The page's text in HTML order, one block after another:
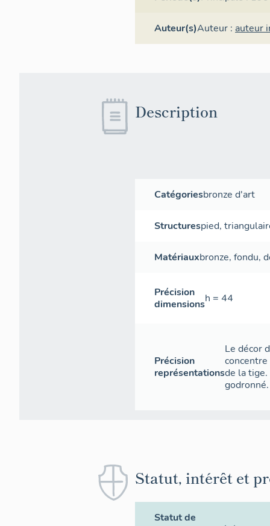
Auteur(s)Auteur : auteur
Description
Catégoriesbronze d'art
Structurespied,
Matériauxbronze, fondu,
Précision
dimensionsh = 44
Précision
représentations
Le décor
de la
Statut, intérêt et
Statut de